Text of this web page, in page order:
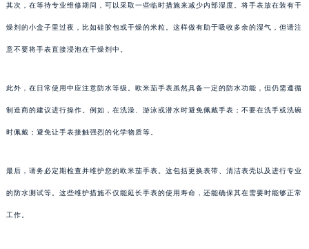
其次，在等待专业维修期间，可以采取一些临时措施来减少内部湿度。将手表放在装有干
燥剂的小盒子里过夜，比如硅胶包或干燥的米粒。这样做有助于吸收多余的湿气，但请注
意不要将手表直接浸泡在干燥剂中。
此外，在日常使用中应注意防水等级。欧米茄手表虽然具备一定的防水功能，但仍需遵循
制造商的建议进行操作。例如，在洗澡、游泳或潜水时避免佩戴手表；不要在洗手或洗碗
时佩戴；避免让手表接触强烈的化学物质等。
最后，请务必定期检查并维护您的欧米茄手表。这包括更换表带、清洁表壳以及进行专业
的防水测试等。这些维护措施不仅能延长手表的使用寿命，还能确保其在需要时能够正常
工作。